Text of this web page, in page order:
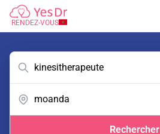
RENDEZ-VOUS
Rechercher